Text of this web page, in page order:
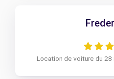
Location de voiture du 28